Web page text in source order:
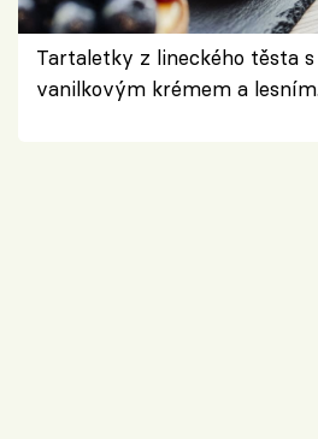
Tartaletky z lineckého těsta s
vanilkovým krémem a lesním